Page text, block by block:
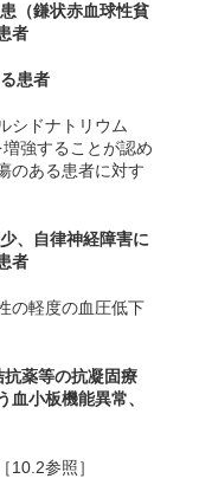
（鎌状赤血球性貧
者
患者
シドナトリウム
強することが認め
のある患者に対す
、自律神経障害に
者
の軽度の血圧低下
薬等の抗凝固療
小板機能異常、
10.2参照］